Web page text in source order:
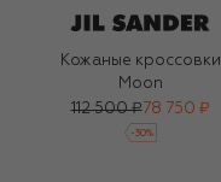
Кожаные кроссовки
Moon
112 500 ₽78 750 ₽
-30%